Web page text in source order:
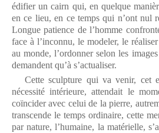
édifier un cairn qui, en quelque
en ce lieu, en ce temps qui n’ont nul
Longue patience de l’homme
face à l’inconnu, le modeler, le
au monde, l’ordonner selon les
demandent qu’à s’actualiser.
Cette sculpture qui va venir, cet
nécessité intérieure, attendait le
coïncider avec celui de la pierre,
transcende le temps ordinaire, cette
par nature, l’humaine, la matérielle,